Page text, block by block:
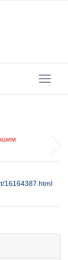
16164387.html